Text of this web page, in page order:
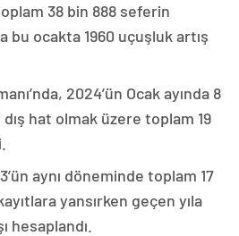
38 bin 888 seferin
bu ocakta 1960 uçuşluk artış
2024’ün Ocak ayında 8
dış hat olmak üzere toplam 19
aynı döneminde toplam 17
yansırken geçen yıla
hesaplandı.